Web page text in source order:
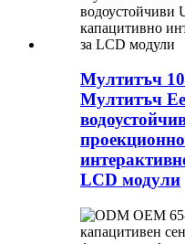
Мултитъч
Мултитъч
LCD модули